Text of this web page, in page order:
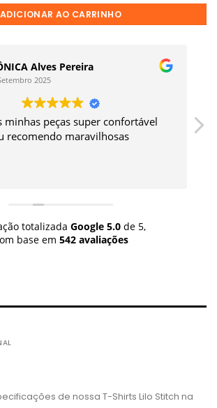
ADICIONAR AO CARRINHO
Alves Pereira
2025
minhas peças super confortável
recomendo maravilhosas
totalizada Google 5.0de 5,
base em 542 avaliações
de nossa T-Shirts Lilo Stitch na